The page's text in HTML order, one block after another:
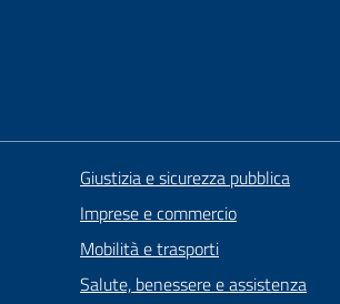
Giustizia e sicurezza pubblica
Imprese e commercio
Mobilità e trasporti
Salute, benessere e assistenza